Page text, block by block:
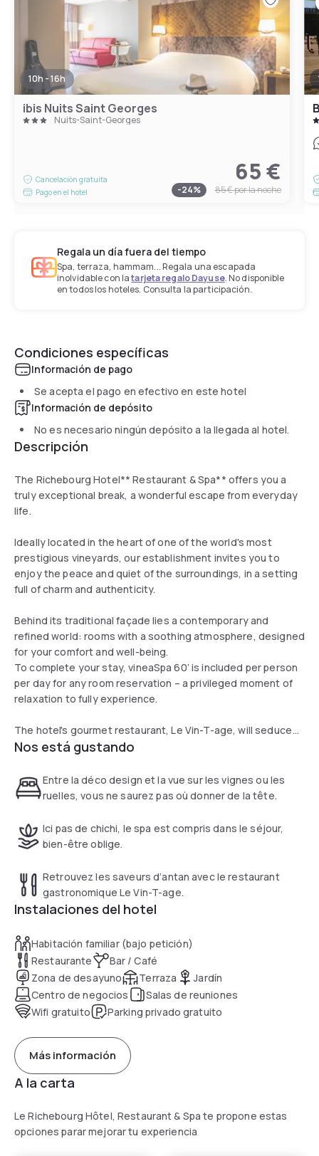
10h - 16h
ibis Nuits Saint Georges
Nuits-Saint-Georges
Cancelación gratuita
Pago en el hotel
65 €
-24% 85 €por la noche
Regala un día fuera del tiempo
Spa, terraza, hammam... Regala una escapada
inolvidable con latarjeta regalo Dayuse. No disponible
en todos los hoteles. Consulta la participación.
Condiciones específicas
Información de pago
Se acepta el pago en efectivo en este hotel
Información de depósito
No es necesario ningún depósito a la llegada al hotel.
Descripción
The Richebourg Hotel** Restaurant & Spa** offers you a
truly exceptional break, a wonderful escape from everyday
life.
Ideally located in the heart of one of the world's most
prestigious vineyards, our establishment invites you to
enjoy the peace and quiet of the surroundings, in a setting
full of charm and authenticity.
Behind its traditional façade lies a contemporary and
refined world: rooms with a soothing atmosphere, designed
for your comfort and well-being.
To complete your stay, vineaSpa 60’ is included per person
per day for any room reservation – a privileged moment of
relaxation to fully experience.
The hotel's gourmet restaurant, Le Vin-T-age, will seduce
you with its original and refined cuisine, superb wine list, and
Nos está gustando
Entre la déco design et la vue sur les vignes ou les
ruelles, vous ne saurez pas où donner de la tête.
Ici pas de chichi, le spa est compris dans le séjour,
bien-être oblige.
Retrouvez les saveurs d’antan avec le restaurant
gastronomique Le Vin-T-age.
Instalaciones del hotel
Habitación familiar (bajo petición)
Restaurante
Bar / Café
Zona de desayuno
Terraza
Jardín
Centro de negocios
Salas de reuniones
Wifi gratuito
Parking privado gratuito
Más información
A la carta
Le Richebourg Hôtel, Restaurant & Spa te propone estas
opciones parar mejorar tu experiencia